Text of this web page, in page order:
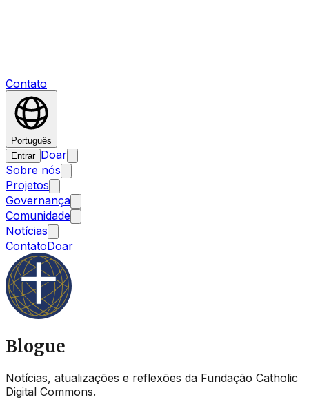
Contato
Português
Entrar Doar
Sobre nós
Projetos
Governança
Comunidade
Notícias
ContatoDoar
Blogue
Notícias, atualizações e reflexões da Fundação Catholic
Digital Commons.